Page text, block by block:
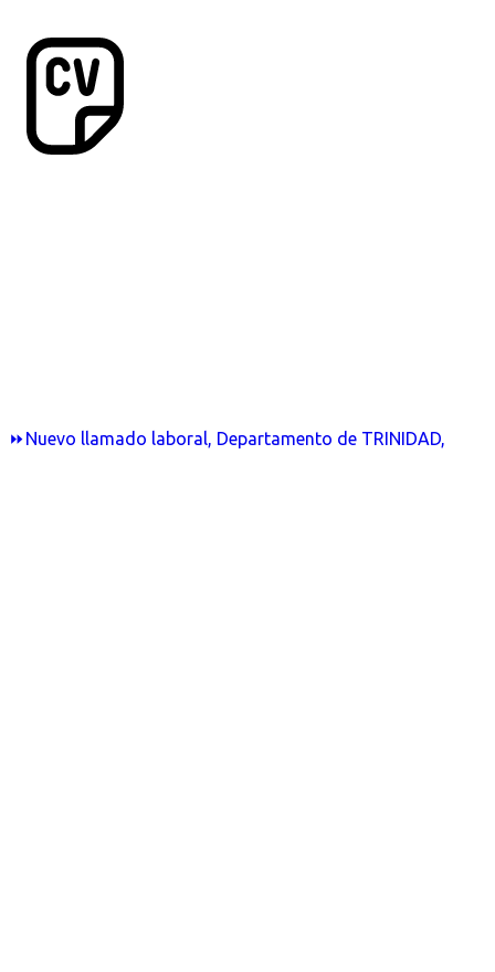
⏩Nuevo llamado laboral, Departamento de TRINIDAD,